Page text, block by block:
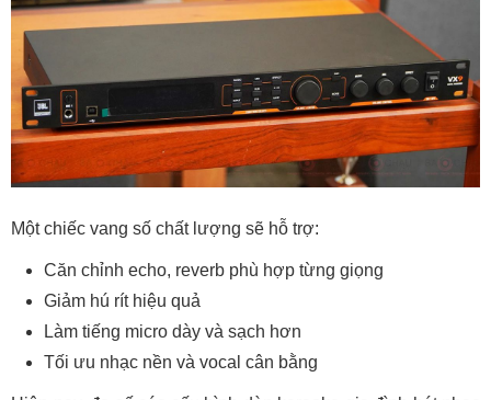
Một chiếc vang số chất lượng sẽ hỗ trợ:
Căn chỉnh echo, reverb phù hợp từng giọng
Giảm hú rít hiệu quả
Làm tiếng micro dày và sạch hơn
Tối ưu nhạc nền và vocal cân bằng